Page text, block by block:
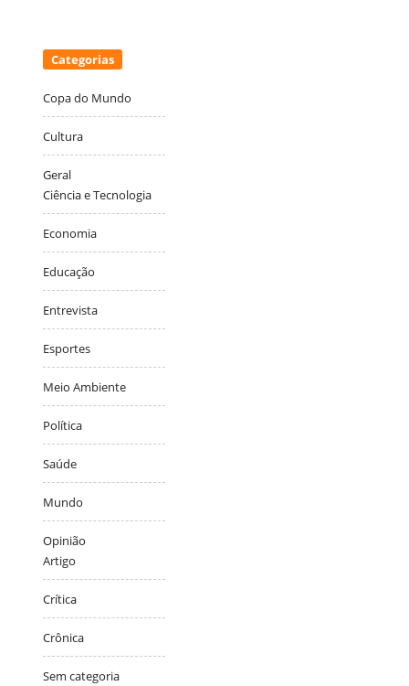
Categorias
Copa do Mundo
Cultura
Geral
Ciência e Tecnologia
Economia
Educação
Entrevista
Esportes
Meio Ambiente
Política
Saúde
Mundo
Opinião
Artigo
Crítica
Crônica
Sem categoria